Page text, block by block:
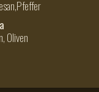
Oliven